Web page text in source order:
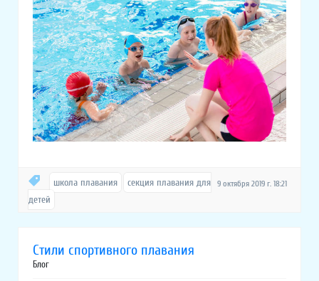
9 октября 2019 г. 18:21
школа плавания
секция плавания для
детей
Стили спортивного плавания
Блог